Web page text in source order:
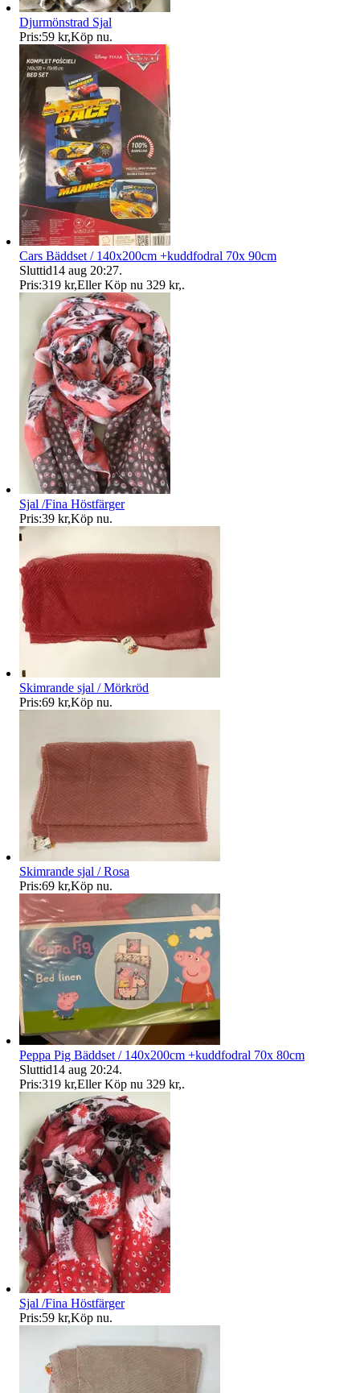
Djurmönstrad Sjal
Pris:59 kr,Köp nu.
Cars Bäddset / 140x200cm +kuddfodral 70x 90cm
Sluttid14 aug 20:27.
Pris:319 kr,Eller Köp nu 329 kr,.
Sjal /Fina Höstfärger
Pris:39 kr,Köp nu.
Skimrande sjal / Mörkröd
Pris:69 kr,Köp nu.
Skimrande sjal / Rosa
Pris:69 kr,Köp nu.
Peppa Pig Bäddset / 140x200cm +kuddfodral 70x 80cm
Sluttid14 aug 20:24.
Pris:319 kr,Eller Köp nu 329 kr,.
Sjal /Fina Höstfärger
Pris:59 kr,Köp nu.